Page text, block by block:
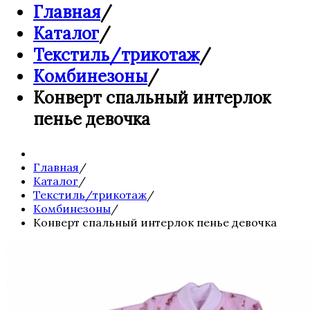
Главная/
Каталог/
Текстиль/трикотаж/
Комбинезоны/
Конверт спальный интерлок
пенье девочка
Главная /
Каталог /
Текстиль/трикотаж/
Комбинезоны/
Конверт спальный интерлок пенье девочка